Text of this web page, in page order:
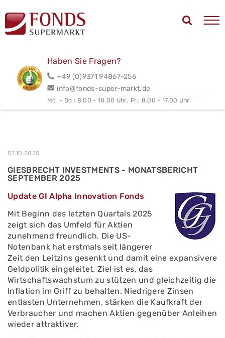
Haben Sie Fragen?
+49 (0)9371 94867-256
info@fonds-super-markt.de
Mo. - Do.: 8.00 - 18.00 Uhr, Fr.: 8.00 - 17.00 Uhr
07.10.2025
GIESBRECHT INVESTMENTS - MONATSBERICHT
SEPTEMBER 2025
Update GI Alpha Innovation Fonds
Mit Beginn des letzten Quartals 2025
zeigt sich das Umfeld für Aktien
zunehmend freundlich. Die US-
Notenbank hat erstmals seit längerer
Zeit den Leitzins gesenkt und damit eine expansivere
Geldpolitik eingeleitet. Ziel ist es, das
Wirtschaftswachstum zu stützen und gleichzeitig die
Inflation im Griff zu behalten. Niedrigere Zinsen
entlasten Unternehmen, stärken die Kaufkraft der
Verbraucher und machen Aktien gegenüber Anleihen
wieder attraktiver.